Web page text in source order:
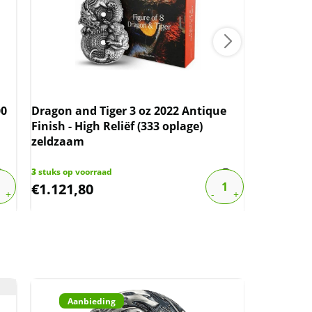
Dragon and Tiger 3 oz 2022 Antique
Finish - High Reliëf (333 oplage)
zeldzaam
3stuks op voorraad
€1.121,80
Aanbieding